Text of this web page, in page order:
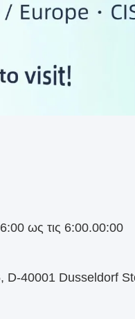
ως τις 6:00.00:00
D-40001 Dusseldorf